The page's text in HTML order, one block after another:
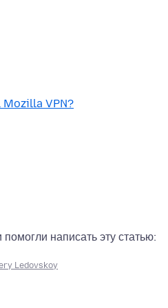
Mozilla VPN?
написать эту статью:
Ledovskoy